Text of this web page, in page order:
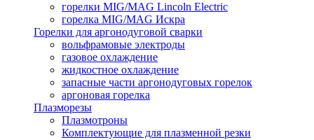
горелки MIG/MAG Lincoln Electric
горелка MIG/MAG Искра
Горелки для аргонодуговой сварки
вольфрамовые электроды
газовое охлаждение
жидкостное охлаждение
запасные части аргонодуговых горелок
аргоновая горелка
Плазморезы
Плазмотроны
Комплектующие для плазменной резки